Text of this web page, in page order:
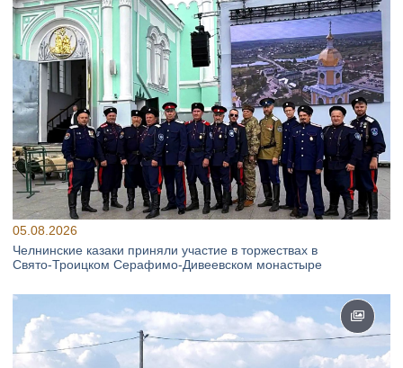
05.08.2026
Челнинские казаки приняли участие в торжествах в
Свято‑Троицком Серафимо‑Дивеевском монастыре